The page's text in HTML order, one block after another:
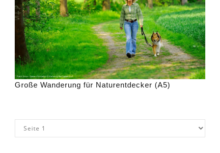
Große Wanderung für Naturentdecker (A5)